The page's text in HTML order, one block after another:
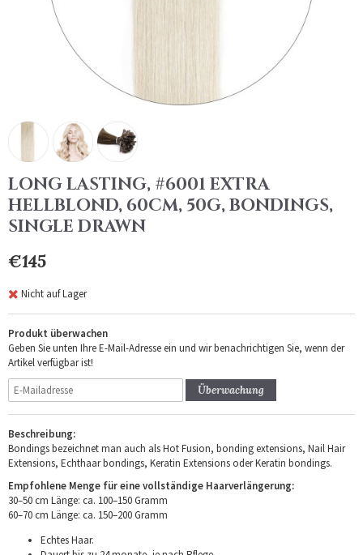
LONG LASTING, #6001 EXTRA
HELLBLOND, 60CM, 50G, BONDINGS,
SINGLE DRAWN
€145
Nicht auf Lager
Produkt überwachen
Geben Sie unten Ihre E-Mail-Adresse ein und wir benachrichtigen Sie, wenn der
Artikel verfügbar ist!
Überwachung
Beschreibung:
Bondings bezeichnet man auch als Hot Fusion, bonding extensions, Nail Hair
Extensions, Echthaar bondings, Keratin Extensions oder Keratin bondings.
Empfohlene Menge für eine vollständige Haarverlängerung:
30–50 cm Länge: ca. 100–150 Gramm
60–70 cm Länge: ca. 150–200 Gramm
Echtes Haar.